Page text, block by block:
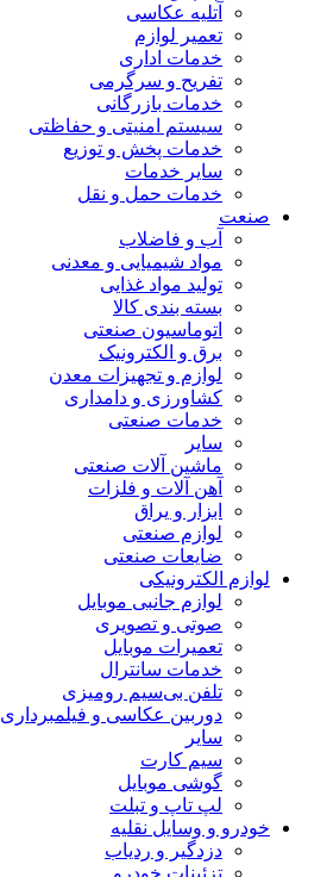
آتلیه عکاسی
تعمیر لوازم
خدمات اداری
تفریح و سرگرمی
خدمات بازرگانی
سیستم امنیتی و حفاظتی
خدمات پخش و توزیع
سایر خدمات
خدمات حمل و نقل
صنعت
آب و فاضلاب
مواد شیمیایی و معدنی
تولید مواد غذایی
بسته بندی کالا
اتوماسیون صنعتی
برق و الکترونیک
لوازم و تجهیزات معدن
کشاورزی و دامداری
خدمات صنعتی
سایر
ماشین آلات صنعتی
آهن آلات و فلزات
ابزار و یراق
لوازم صنعتی
ضایعات صنعتی
لوازم الکترونیکی
لوازم جانبی موبایل
صوتی و تصویری
تعمیرات موبایل
خدمات سانترال
تلفن بی‌سیم رومیزی
دوربین عکاسی و فیلمبرداری
سایر
سیم کارت
گوشی موبایل
لپ تاپ و تبلت
خودرو و وسایل نقلیه
دزدگیر و ردیاب